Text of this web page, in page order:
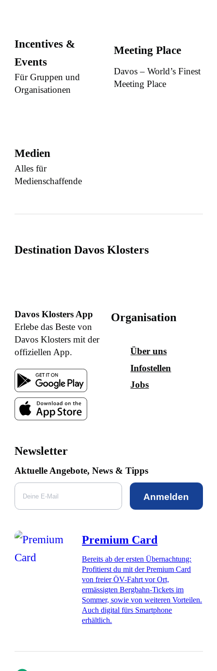
Incentives &
Events
Für Gruppen und
Organisationen
Meeting Place
Davos – World’s Finest
Meeting Place
Medien
Alles für
Medienschaffende
Destination Davos Klosters
Davos Klosters App
Erlebe das Beste von
Davos Klosters mit der
offiziellen App.
Organisation
Über uns
Infostellen
Jobs
Newsletter
Aktuelle Angebote, News & Tipps
Anmelden
Premium Card
Bereits ab der ersten Übernachtung:
Profitierst du mit der Premium Card
von freier ÖV-Fahrt vor Ort,
ermässigten Bergbahn-Tickets im
Sommer, sowie von weiteren Vorteilen.
Auch digital fürs Smartphone
erhältlich.